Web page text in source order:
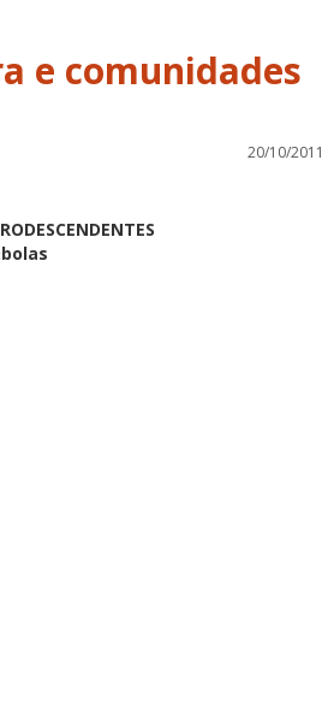
e comunidades
20/10/2011